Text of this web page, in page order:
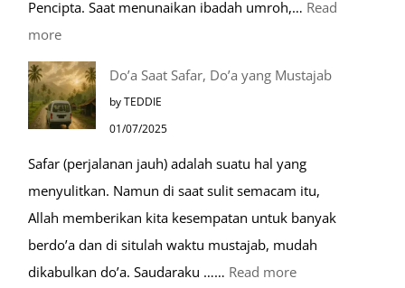
Cepat
Pencipta. Saat menunaikan ibadah umroh,… Read
more:
Tempat-
Tempat
Mustajab
Berdoa
Saat
Umroh
Do’a Saat Safar, Do’a yang Mustajab
by TEDDIE
01/07/2025
Safar (perjalanan jauh) adalah suatu hal yang
menyulitkan. Namun di saat sulit semacam itu,
Allah memberikan kita kesempatan untuk banyak
berdo’a dan di situlah waktu mustajab, mudah
dikabulkan do’a. Saudaraku …… Read more: